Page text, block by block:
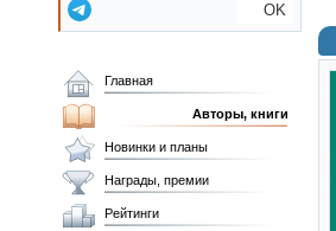
OK
Главная
Авторы, книги
Новинки и планы
Награды, премии
Рейтинги